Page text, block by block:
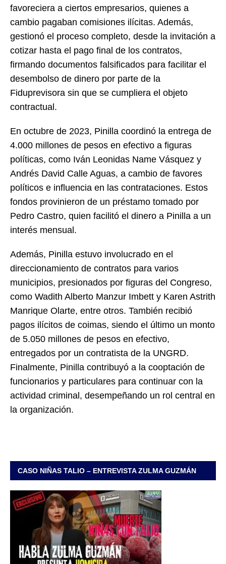
favoreciera a ciertos empresarios, quienes a
cambio pagaban comisiones ilícitas. Además,
gestionó el proceso completo, desde la invitación a
cotizar hasta el pago final de los contratos,
firmando documentos falsificados para facilitar el
desembolso de dinero por parte de la
Fiduprevisora sin que se cumpliera el objeto
contractual.
En octubre de 2023, Pinilla coordinó la entrega de
4.000 millones de pesos en efectivo a figuras
políticas, como Iván Leonidas Name Vásquez y
Andrés David Calle Aguas, a cambio de favores
políticos e influencia en las contrataciones. Estos
fondos provinieron de un préstamo tomado por
Pedro Castro, quien facilitó el dinero a Pinilla a un
interés mensual.
Además, Pinilla estuvo involucrado en el
direccionamiento de contratos para varios
municipios, presionados por figuras del Congreso,
como Wadith Alberto Manzur Imbett y Karen Astrith
Manrique Olarte, entre otros. También recibió
pagos ilícitos de coimas, siendo el último un monto
de 5.050 millones de pesos en efectivo,
entregados por un contratista de la UNGRD.
Finalmente, Pinilla contribuyó a la cooptación de
funcionarios y particulares para continuar con la
actividad criminal, desempeñando un rol central en
la organización.
CASO NIÑAS TALIO – ENTREVISTA ZULMA GUZMÁN